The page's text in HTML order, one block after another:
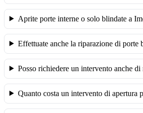
Aprite porte interne o solo blindate a
Effettuate anche la riparazione di porte
Posso richiedere un intervento anche di
Quanto costa un intervento di apertura